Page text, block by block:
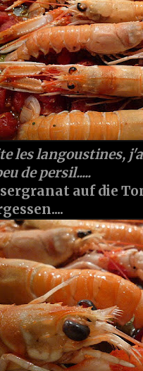
les langoustines,
de persil.....
auf die